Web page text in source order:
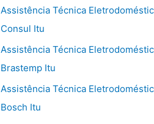
Assistência Técnica
Consul Itu
Assistência Técnica
Brastemp Itu
Assistência Técnica
Bosch Itu